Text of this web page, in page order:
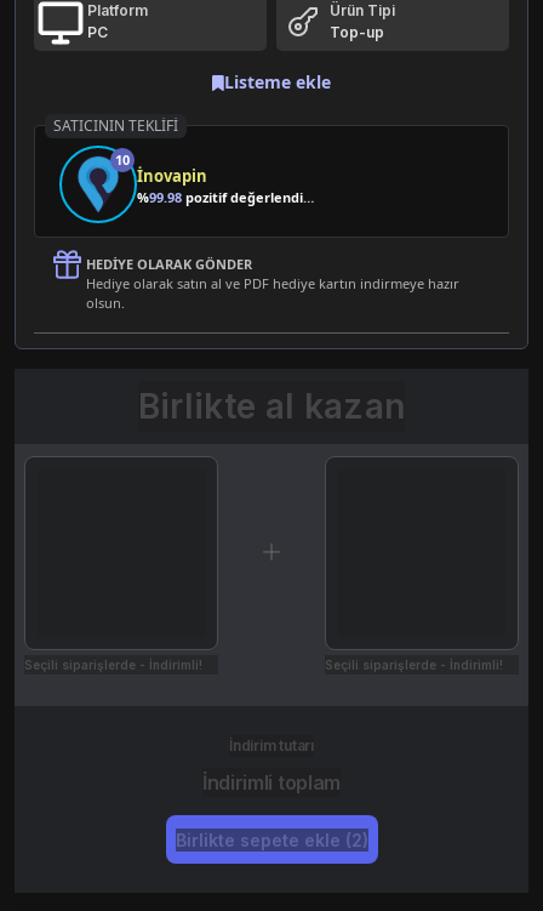
Platform
PC
Ürün Tipi
Top-up
Listeme ekle
SATICININ TEKLIFI
10
İnovapin
%99.98 pozitif değerlendirme
HEDIYE OLARAK GÖNDER
Hediye olarak satın al ve PDF hediye kartın indirmeye hazır
olsun.
Birlikte al kazan
Seçili siparişlerde - İndirimli! Seçili siparişlerde - İndirimli!
İndirim tutarı
İndirimli toplam
Birlikte sepete ekle (2)